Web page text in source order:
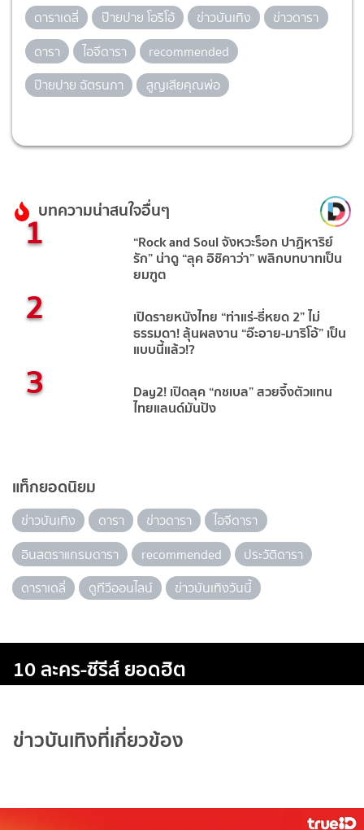
ดาราเดลี่ ป๊ายปาย โอริโอ้ ข่าวบันเทิง
ข่าวดารา
ดารา
ไอจีดารา
recommended
ป๊ายปาย ฉัตรนภา
สูญเสียคุณพ่อ
บทความน่าสนใจอื่นๆ
1 “Rock and Soul จังหวะร็อก ปาฏิหาริย์
รัก” น่าดู “ลุค อิชิคาว่า” พลิกบทบาทเป็น
ยมฑูต
2 เปิดรายหนังไทย “ท่าแร่-ธี่หยด 2” ไม่
ธรรมดา! ลุ้นผลงาน “อ๊ะอาย-มาริโอ้” เป็น
แบบนี้แล้ว!?
3 Day2! เปิดลุค “กชเบล” สวยจึ้งตัวแทน
ไทยแลนด์มันปัง
แท็กยอดนิยม
ข่าวบันเทิง ดารา ข่าวดารา
ไอจีดารา
อินสตราแกรมดารา
recommended
ประวัติดารา
ดาราเดลี่
ดูทีวีออนไลน์ ข่าวบันเทิงวันนี้
10 ละคร-ซีรีส์ ยอดฮิต
ข่าวบันเทิงที่เกี่ยวข้อง